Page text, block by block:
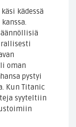
kädessä
oman
pystyi
Kun Titanic
syyteltiin